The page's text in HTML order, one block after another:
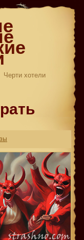
Черти хотели